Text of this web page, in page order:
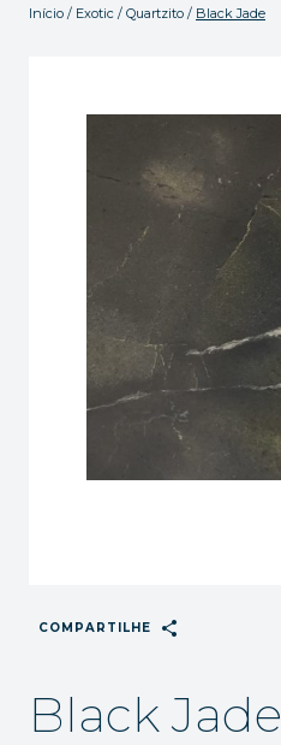
Início / Exotic / Quartzito / Black Jade
COMPARTILHE share
Black Jade